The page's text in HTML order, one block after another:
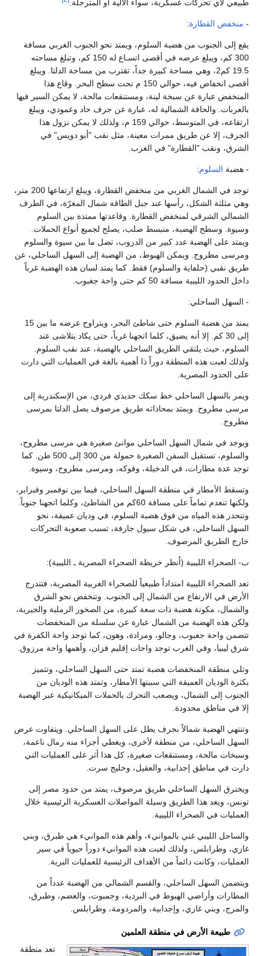
لأي تحركات عسكرية، سواء الآلية أو المترجلة.
القطارة:
إلى الجنوب من هضبة السلوم، ويمتد نحو الجنوب الغربي مسافة
300 كم، ويبلغ عرضه في أقصى اتسـاع له 150 كم، وتبلغ مساحته
19.5 كم2، وهي مساحة كبيرة جداً، تقترب من مساحة الدلتا. ويبلغ
أقصى انخفاض فيه، حوالي 150 م تحت سطح البحر. وقاع هذا
عبارة عن سبخة لينة، ومستنقعات مالحة، لا يمكن السير فيها
والحافة الشمالية له، عبارة عن جرف حاد وعمودي، ويبلغ
ارتفاعه، في المتوسط، حوالي 159 م، ولذلك لا يمكن نزول هذا
إلا عن طريق ممرات معينة، مثل نقب "أبو دويس" في
ونقب "القطارة" في الغرب.
السلوم:
توجد في الشمال الغربي من منخفض القطارة، ويبلغ ارتفاعها 200 متر،
مثلثة الشكل، رأسها عند جبل الطاقة شمال المغرّة، في الطرف
الشرقي لمنخفض القطارة. وقاعدتها ممتدة بين السلوم
وسطح الهضبة، منبسط صلب، يصلح لجميع أنواع الحملات.
على الهضبة عدد كبير من الدروب، تصل ما بين سيوة والسلوم
مطروح. ويمكن الهبوط، من الهضبة إلى السهل الساحلي، عن
نقبي (حلفاية والسلوم) فقط. كما يمتد لسان هذه الهضبة غرباً
الحدود الليبية مسافة 50 كم حتى واحة جغبوب.
الساحلي:
يمتد من هضبة السلوم حتى شاطئ البحر، ويتراوح عرضه ما بين 15
إلى 30 كم. إلا أنه يضيق، كلما اتجهنا غرباً، حتى يكاد يتلاشى عند
حيث يلتقي الطريق الساحلي بالهضبة، عند نقب السلوم.
لعبت هذه المنطقة دوراً ذا أهمية بالغة في العمليات التي دارت
الحدود المصرية.
بالسهل الساحلي خط سكك حديدي فردي، من الإسكندرية إلى
مطروح. ويمتد بمحاذاته طريق مرصوف يصل الدلتا بمرسى
في شمال السهل الساحلي موانئ صغيرة هي مرسى مطروح،
والسلوم، تستقبل السفن الصغيرة حمولة من 300 إلى 500 طن. كما
عدة مطارات، في الدخيلة، وفوكه، ومرسى مطروح، وسيوة.
الأمطار في منطقة السهل الساحلي، فيما بين نوفمبر وفبراير،
ولكنها تنعدم تماماً على مسافة 60كم من الشاطئ، وكلما اتجهنا جنوباً.
هذه المياه من فوق هضبة السلوم، في وديان عميقة، نحو
الساحلي، في شكل سيول جارفة، تسبب صعوبة التحركات
الطريق المرصوف.
الليبية (اُنظر خريطة الصحراء المصرية ـ الليبية):
الصحراء الليبية امتداداً طبيعياً للصحراء الغربية المصرية، فتتدرج
في الارتفاع من الشمال إلى الجنوب. وتنخفض نحو الشرق
مكونة هضبة ذات سعة كبيرة، من الصخور الرملية والجيرية،
هذه الهضبة من الشمال عبارة عن سلسلة من المنخفضات
واحة جغبوب، وجالو، ومرادة، وهون، كما توجد واحة الكفرة في
ليبيا، وفي الغرب توجد واحات إقليم فزان، وأهمها واحة مرزوق.
منطقة المنخفضات هضبة تمتد حتى السهل الساحلي، وتتميز
الوديان العميقة التي سببتها الأمطار، وتمتد هذه الوديان من
إلى الشمال، ويصعب التحرك بالحملات الميكانيكية عبر الهضبة
في مناطق محدودة.
الهضبة شمالاً بجرف يطل على السهل الساحلي. ويتفاوت عرض
الساحلي، من منطقة لأخرى، ويغطي أجزاء منه رمال ناعمة،
مالحة، ومستنقعات صغيرة، كل هذا أثر على العمليات التي
في مناطق إجدابية، والعقيل، وخليج سرت.
السهل الساحلي طريق مرصوف، يمتد من حدود مصر إلى
ويعد هذا الطريق وسيلة المواصلات العسكرية الرئيسية خلال
في الصحراء الليبية.
الليبي غني بالموانيء، وأهم هذه الموانيء هي طبرق، وبني
وطرابلس، ولذلك لعبت هذه الموانيء دوراً حيوياً في سير
وكانت دائماً من الأهداف الرئيسية للعمليات البرية.
السهل الساحلي، والقسم الشمالي من الهضبة عدداً من
وأراضي الهبوط في البردية، وجمبوت، والعضم، وطبرق،
وبني غازي، وإجدابية، والمردومة، وطرابلس.
طبيعة الأرض في منطقة العلمين
تعد منطقة